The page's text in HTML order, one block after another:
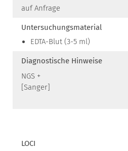
auf Anfrage
Untersuchungsmaterial
EDTA-Blut (3-5 ml)
Diagnostische Hinweise
NGS +
[Sanger]
LOCI